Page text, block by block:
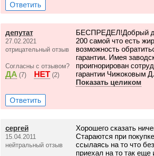
Ответить
депутат
27.02.2021
отрицательный отзыв
Согласны с отзывом?
ДА (7) НЕТ (2)
БЕСПРЕДЕЛ!Добрый
200 самой что есть
возможность
гарантии. Имея
проигнорирован
гарантии Чижоковым
Показать целиком
Ответить
сергей
15.04.2011
нейтральный отзыв
Хорошего сказать
Стараются при
ссылаясь на то что
приехал на то так